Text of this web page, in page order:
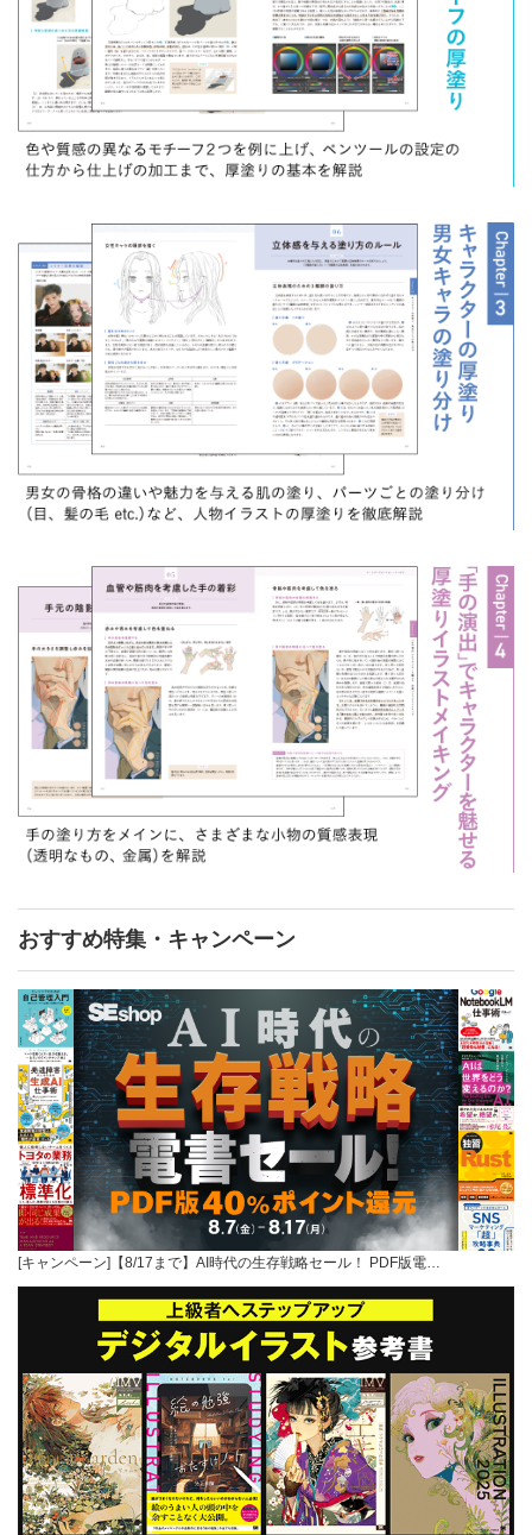
おすすめ特集・キャンペーン
[キャンペーン]【8/17まで】AI時代の生存戦略セール！ PDF版電…